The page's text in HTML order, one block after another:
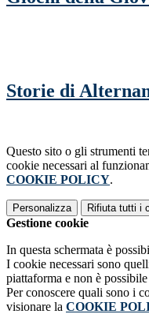
Storie di
Questo sito o gli strumenti
cookie necessari al
COOKIE POLICY.
Personalizza Rifiuta tutti i
Gestione cookie
In questa schermata è
I cookie necessari sono
piattaforma e non è
Per conoscere quali sono i
visionare la COOKIE